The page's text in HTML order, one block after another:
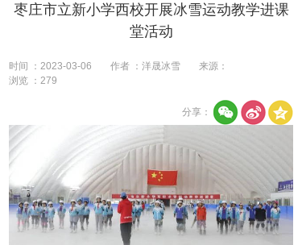
枣庄市立新小学西校开展冰雪运动教学进课
堂活动
时间 ：2023-03-06 作者 ：洋晟冰雪
来源：
浏览 ：279
分享：